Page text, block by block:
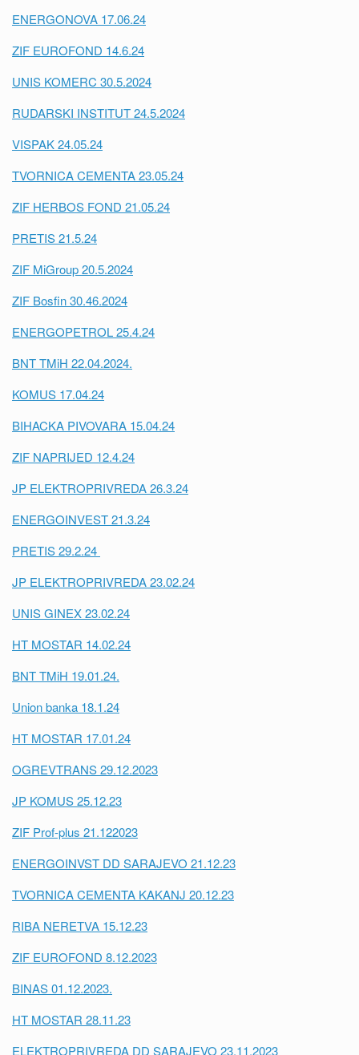
ENERGONOVA 17.06.24
ZIF EUROFOND 14.6.24
UNIS KOMERC 30.5.2024
RUDARSKI INSTITUT 24.5.2024
VISPAK 24.05.24
TVORNICA CEMENTA 23.05.24
ZIF HERBOS FOND 21.05.24
PRETIS 21.5.24
ZIF MiGroup 20.5.2024
ZIF Bosfin 30.46.2024
ENERGOPETROL 25.4.24
BNT TMiH 22.04.2024.
KOMUS 17.04.24
BIHACKA PIVOVARA 15.04.24
ZIF NAPRIJED 12.4.24
JP ELEKTROPRIVREDA 26.3.24
ENERGOINVEST 21.3.24
PRETIS 29.2.24
JP ELEKTROPRIVREDA 23.02.24
UNIS GINEX 23.02.24
HT MOSTAR 14.02.24
BNT TMiH 19.01.24.
Union banka 18.1.24
HT MOSTAR 17.01.24
OGREVTRANS 29.12.2023
JP KOMUS 25.12.23
ZIF Prof-plus 21.122023
ENERGOINVST DD SARAJEVO 21.12.23
TVORNICA CEMENTA KAKANJ 20.12.23
RIBA NERETVA 15.12.23
ZIF EUROFOND 8.12.2023
BINAS 01.12.2023.
HT MOSTAR 28.11.23
ELEKTROPRIVREDA DD SARAJEVO 23.11.2023